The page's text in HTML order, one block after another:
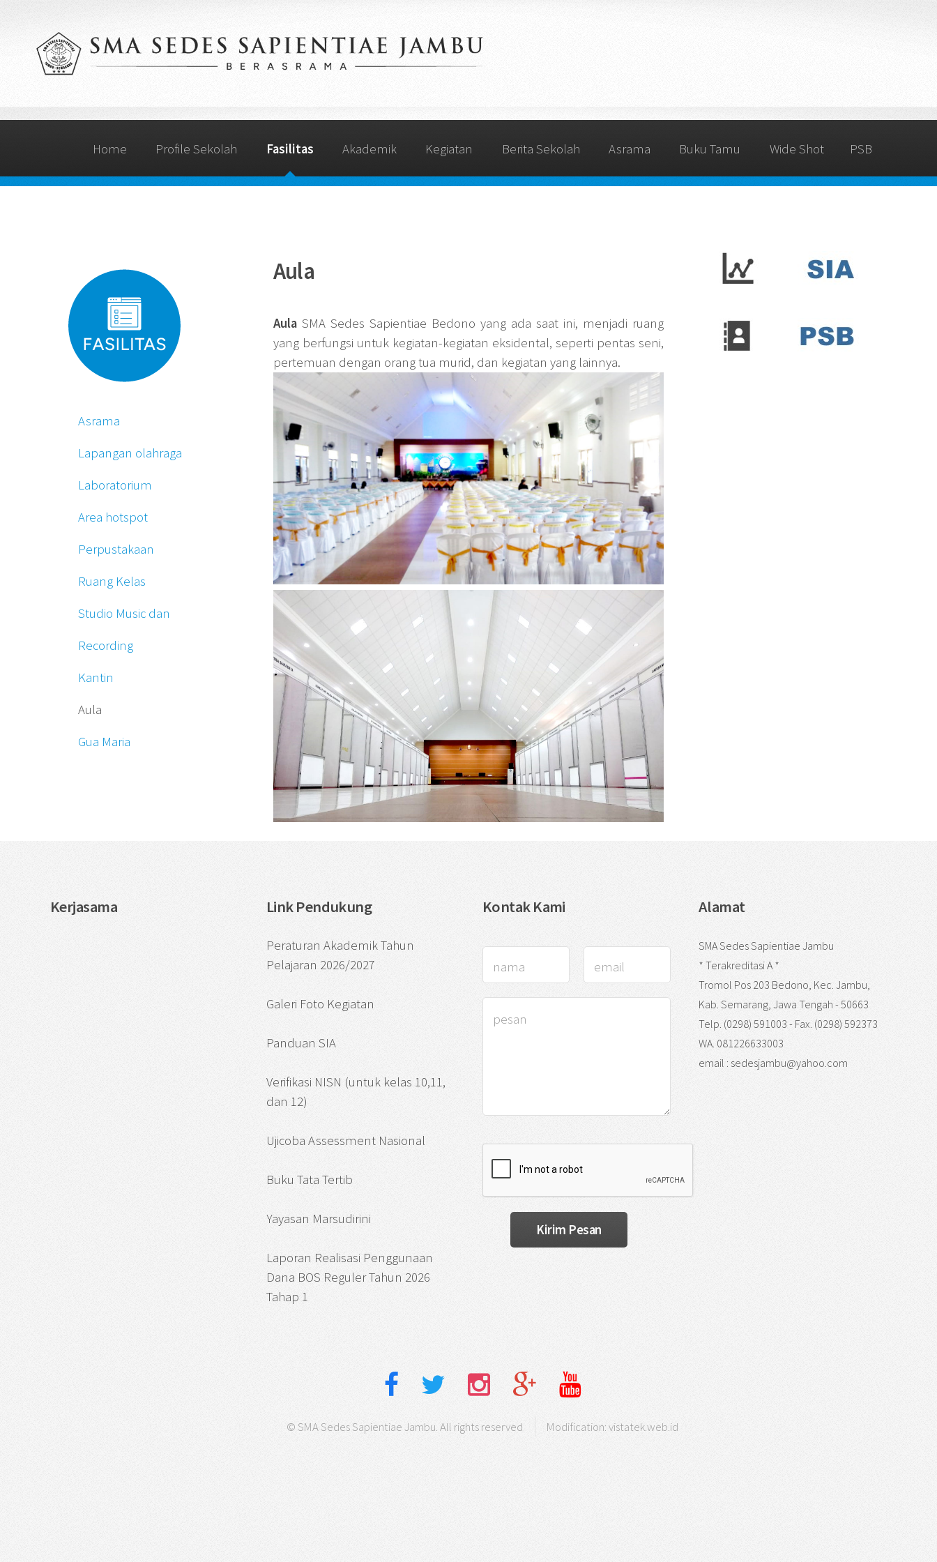
Home Profile Sekolah Fasilitas Akademik Kegiatan Berita Sekolah Asrama Buku Tamu Wide Shot PSB
Asrama
Lapangan olahraga
Laboratorium
Area hotspot
Perpustakaan
Ruang Kelas
Studio Music dan
Recording
Kantin
Aula
Gua Maria
Aula
Aula SMA Sedes Sapientiae Bedono yang ada saat ini, menjadi ruang
yang berfungsi untuk kegiatan-kegiatan eksidental, seperti pentas seni,
pertemuan dengan orang tua murid, dan kegiatan yang lainnya.
Kerjasama Link Pendukung
Peraturan Akademik Tahun
Pelajaran 2026/2027
Galeri Foto Kegiatan
Panduan SIA
Verifikasi NISN (untuk kelas 10,11,
dan 12)
Ujicoba Assessment Nasional
Buku Tata Tertib
Yayasan Marsudirini
Laporan Realisasi Penggunaan
Dana BOS Reguler Tahun 2026
Tahap 1
Kontak Kami Alamat
SMA Sedes Sapientiae Jambu
* Terakreditasi A *
Tromol Pos 203 Bedono, Kec. Jambu,
Kab. Semarang, Jawa Tengah - 50663
Telp. (0298) 591003 - Fax. (0298) 592373
WA. 081226633003
email : sedesjambu@yahoo.com
© SMA Sedes Sapientiae Jambu. All rights reserved Modification:vistatek.web.id